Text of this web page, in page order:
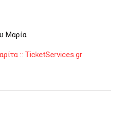
Μαρία
:: TicketServices.gr